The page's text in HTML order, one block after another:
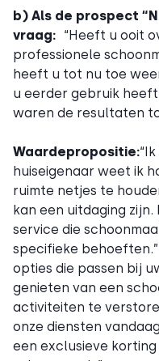
b) Als de prospect
vraag: “Heeft u ooit
professionele
heeft u tot nu toe
u eerder gebruik
waren de resultaten
Waardepropositie:
huiseigenaar weet ik
ruimte netjes te
kan een uitdaging
service die
specifieke
opties die passen bij
genieten van een
activiteiten te
onze diensten
een exclusieve